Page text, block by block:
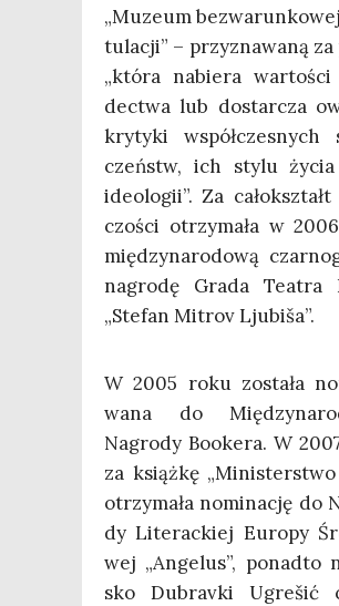
„Muzeum
tu­la­cji” – przy­zna­wa­ną za
„któ­ra nabie­ra
dec­twa lub dostar­cza
kry­ty­ki współ­cze­snych
czeństw, ich sty­lu
ide­olo­gii”. Za
czo­ści otrzy­ma­ła w
mię­dzy­na­ro­do­wą
nagro­dę Gra­da Teatra
„Ste­fan Mitrov Ljubiša”.
W 2005 roku zosta­ła
wa­na do
Nagro­dy Booke­ra. W
za książ­kę
otrzy­ma­ła nomi­na­cję do
dy Lite­rac­kiej Euro­py
wej „Ange­lus”, ponad­to
sko Dubra­vki Ugre­šić